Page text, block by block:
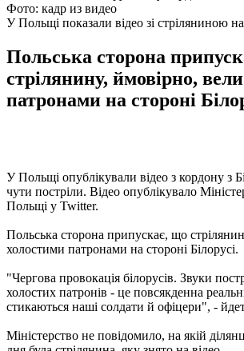
Фото: кадр из видео
У Польщі показали відео зі стріляниною
Польська сторона
стрілянину, ймовірно,
патронами на стороні
У Польщі опублікували відео з кордону з
чути постріли. Відео опублікувало
Польщі у Twitter.
Польська сторона припускає, що
холостими патронами на стороні Білорусі.
"Чергова провокація білорусів. Звуки
холостих патронів - це повсякденна
стикаються наші солдати й офіцери", -
Міністерство не повідомило, на якій